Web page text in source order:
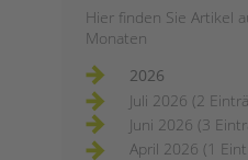
Hier finden Sie Artikel
Monaten
2026
Juli 2026 (2
Juni 2026 (3
April 2026 (1